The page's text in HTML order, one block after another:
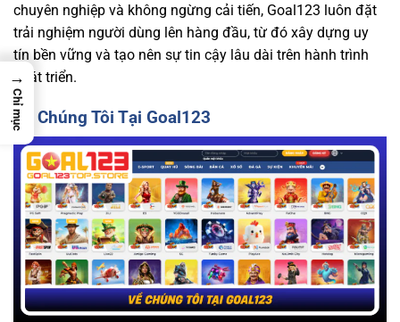
chuyên nghiệp và không ngừng cải tiến, Goal123 luôn đặt
trải nghiệm người dùng lên hàng đầu, từ đó xây dựng uy
tín bền vững và tạo nên sự tin cậy lâu dài trên hành trình
phát triển.
Về Chúng Tôi Tại Goal123
→
Chỉ mục